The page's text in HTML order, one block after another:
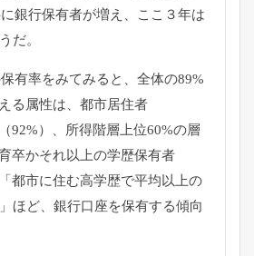
銀行保有者が増え、ここ３年は
だ。
有率をみてみると、全体の89%
る属性は、都市居住者
92%）、所得階層上位60%の層
卒かそれ以上の学歴保有者
都市に住む高学歴で平均以上の
ほど、銀行口座を保有する傾向